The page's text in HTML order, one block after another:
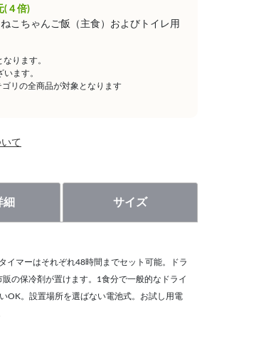
(４倍)
こちゃんご飯（主食）およびトイレ用
ります。
ます。
リの全商品が対象となります
て
細 サイズ
イマーはそれぞれ48時間までセット可能。ドラ
の保冷剤が置けます。1食分で一般的なドライ
OK。設置場所を選ばない電池式。お試し用電